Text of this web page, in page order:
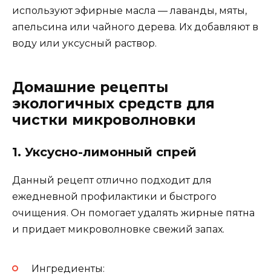
используют эфирные масла — лаванды, мяты,
апельсина или чайного дерева. Их добавляют в
воду или уксусный раствор.
Домашние рецепты
экологичных средств для
чистки микроволновки
1. Уксусно-лимонный спрей
Данный рецепт отлично подходит для
ежедневной профилактики и быстрого
очищения. Он помогает удалять жирные пятна
и придает микроволновке свежий запах.
Ингредиенты: